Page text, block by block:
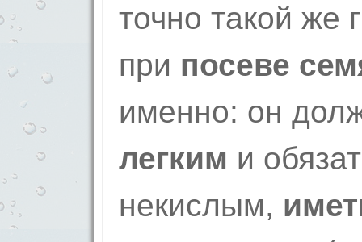
точно такой же
при посеве
именно: он
легким и
некислым,